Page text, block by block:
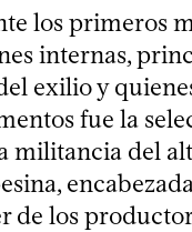
los primeros
internas,
exilio y
fue la
militancia del
de los